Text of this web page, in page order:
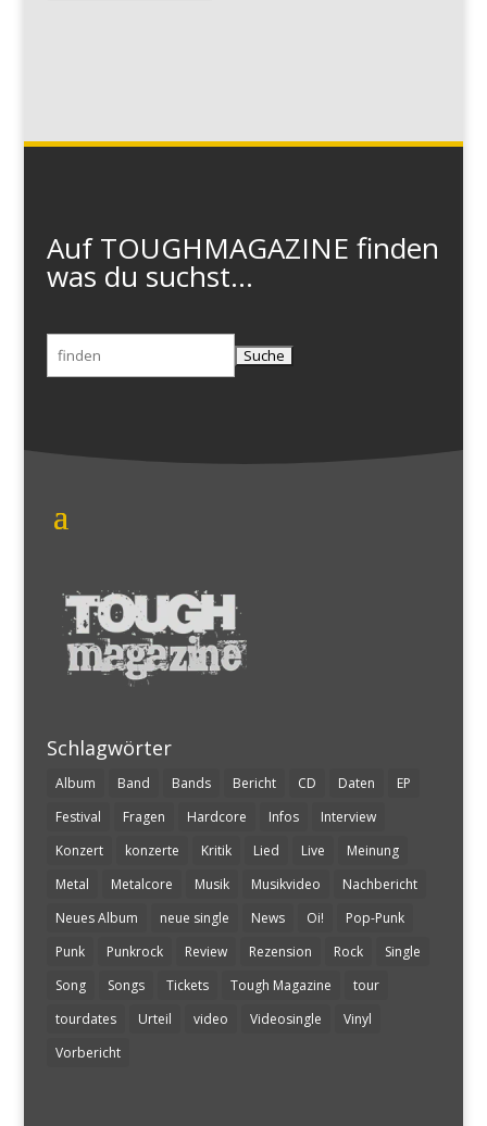
Auf TOUGHMAGAZINE finden
was du suchst...
Suchen
Schlagwörter
Album Band Bands Bericht CD Daten
EP
Festival
Fragen Hardcore Infos
Interview
Konzert
konzerte Kritik Lied Live
Meinung
Metal
Metalcore Musik Musikvideo
Nachbericht
Neues Album
neue single News Oi!
Pop-Punk
Punk
Punkrock Review Rezension Rock
Single
Song
Songs Tickets Tough Magazine
tour
tourdates
Urteil video Videosingle
Vinyl
Vorbericht